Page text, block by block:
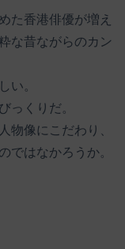
た香港俳優が増え
な昔ながらのカン
い。
っくりだ。
物像にこだわり、
ではなかろうか。